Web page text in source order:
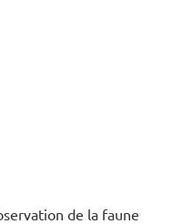
de la faune